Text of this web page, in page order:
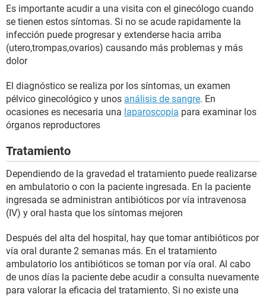
Es importante acudir a una visita con el ginecólogo cuando
se tienen estos síntomas. Si no se acude rapidamente la
infección puede progresar y extenderse hacia arriba
(utero,trompas,ovarios) causando más problemas y más
dolor
El diagnóstico se realiza por los síntomas, un examen
pélvico ginecológico y unos análisis de sangre. En
ocasiones es necesaria una laparoscopia para examinar los
órganos reproductores
Tratamiento
Dependiendo de la gravedad el tratamiento puede realizarse
en ambulatorio o con la paciente ingresada. En la paciente
ingresada se administran antibióticos por vía intravenosa
(IV) y oral hasta que los síntomas mejoren
Después del alta del hospital, hay que tomar antibióticos por
vía oral durante 2 semanas más. En el tratamiento
ambulatorio los antibióticos se toman por vía oral. Al cabo
de unos días la paciente debe acudir a consulta nuevamente
para valorar la eficacia del tratamiento. Si no existe una